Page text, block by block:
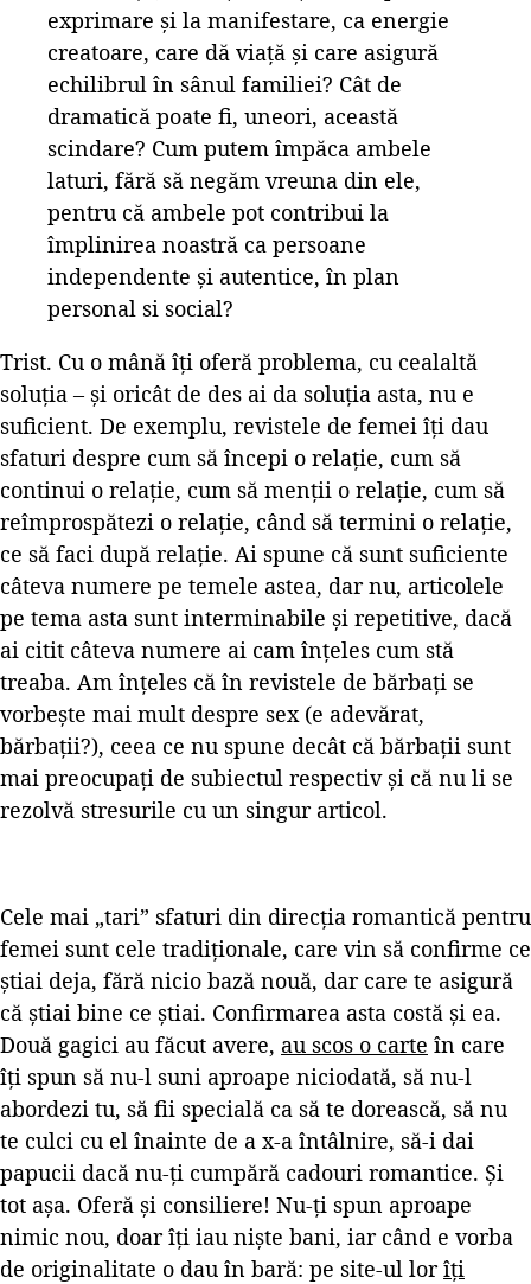
exprimare şi la manifestare, ca energie
creatoare, care dă viaţă şi care asigură
echilibrul în sânul familiei? Cât de
dramatică poate fi, uneori, această
scindare? Cum putem împăca ambele
laturi, fără să negăm vreuna din ele,
pentru că ambele pot contribui la
împlinirea noastră ca persoane
independente şi autentice, în plan
personal si social?
Trist. Cu o mână îți oferă problema, cu cealaltă
soluția – și oricât de des ai da soluția asta, nu e
suficient. De exemplu, revistele de femei îți dau
sfaturi despre cum să începi o relație, cum să
continui o relație, cum să menții o relație, cum să
reîmprospătezi o relație, când să termini o relație,
ce să faci după relație. Ai spune că sunt suficiente
câteva numere pe temele astea, dar nu, articolele
pe tema asta sunt interminabile și repetitive, dacă
ai citit câteva numere ai cam înțeles cum stă
treaba. Am înțeles că în revistele de bărbați se
vorbește mai mult despre sex (e adevărat,
bărbații?), ceea ce nu spune decât că bărbații sunt
mai preocupați de subiectul respectiv și că nu li se
rezolvă stresurile cu un singur articol.
Cele mai „tari” sfaturi din direcția romantică pentru
femei sunt cele tradiționale, care vin să confirme ce
știai deja, fără nicio bază nouă, dar care te asigură
că știai bine ce știai. Confirmarea asta costă și ea.
Două gagici au făcut avere, au scos o carte în care
îți spun să nu-l suni aproape niciodată, să nu-l
abordezi tu, să fii specială ca să te dorească, să nu
te culci cu el înainte de a x-a întâlnire, să-i dai
papucii dacă nu-ți cumpără cadouri romantice. Și
tot așa. Oferă și consiliere! Nu-ți spun aproape
nimic nou, doar îți iau niște bani, iar când e vorba
de originalitate o dau în bară: pe site-ul lorîți